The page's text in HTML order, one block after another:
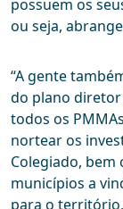
possuem os
ou seja,
“A gente
do plano
todos os
nortear os
Colegiado,
municípios a
para o